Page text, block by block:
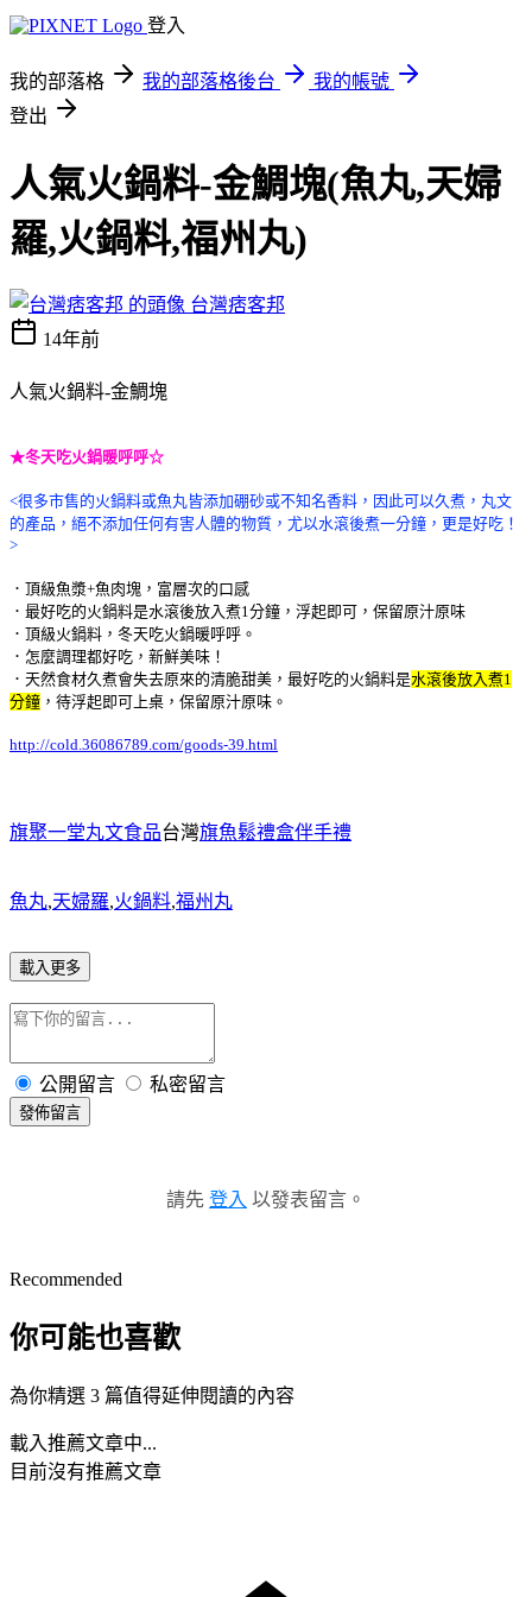
登入
我的部落格 我的部落格後台
我的帳號
登出
人氣火鍋料-金鯛塊(魚丸,天婦
羅,火鍋料,福州丸)
台灣痞客邦
14年前
人氣火鍋料-金鯛塊
★冬天吃火鍋暖呼呼☆
<很多市售的火鍋料或魚丸皆添加硼砂或不知名香料，因此可以久煮，丸文
的產品，絕不添加任何有害人體的物質，尤以水滾後煮一分鐘，更是好吃！
>
．頂級魚漿+魚肉塊，富層次的口感
．最好吃的火鍋料是水滾後放入煮1分鐘，浮起即可，保留原汁原味
．頂級火鍋料，冬天吃火鍋暖呼呼。
．怎麼調理都好吃，新鮮美味！
．天然食材久煮會失去原來的清脆甜美，最好吃的火鍋料是水滾後放入煮1
分鐘 ，待浮起即可上桌 ，保留原汁原味。
http://cold.36086789.com/goods-39.html
旗聚一堂丸文食品台灣旗魚鬆禮盒伴手禮
魚丸,天婦羅,火鍋料,福州丸
載入更多
公開留言 私密留言
發佈留言
請先 登入 以發表留言。
Recommended
你可能也喜歡
為你精選 3 篇值得延伸閱讀的內容
載入推薦文章中...
目前沒有推薦文章